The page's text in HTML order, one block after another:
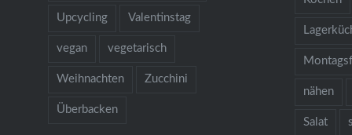
Upcycling Valentinstag
vegan vegetarisch
Weihnachten Zucchini
Überbacken
nähen
Salat